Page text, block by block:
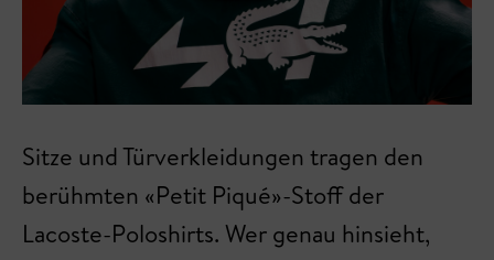
Sitze und Türverkleidungen tragen den
berühmten «Petit Piqué»-Stoff der
Lacoste-Poloshirts. Wer genau hinsieht,